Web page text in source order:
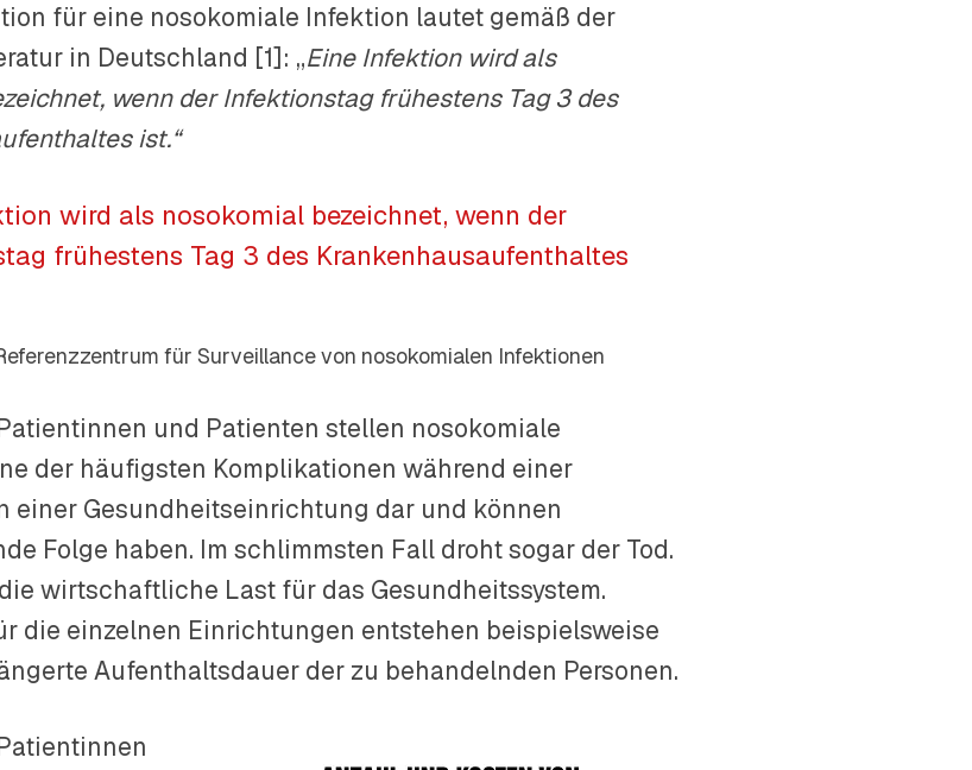
für eine nosokomiale Infektion lautet gemäß der
in Deutschland [1]: „Eine Infektion wird als
wenn der Infektionstag frühestens Tag 3 des
ist.“
wird als nosokomial bezeichnet, wenn der
frühestens Tag 3 des Krankenhausaufenthaltes
für Surveillance von nosokomialen Infektionen
und Patienten stellen nosokomiale
der häufigsten Komplikationen während einer
einer Gesundheitseinrichtung dar und können
Folge haben. Im schlimmsten Fall droht sogar der Tod.
wirtschaftliche Last für das Gesundheitssystem.
die einzelnen Einrichtungen entstehen beispielsweise
Aufenthaltsdauer der zu behandelnden Personen.